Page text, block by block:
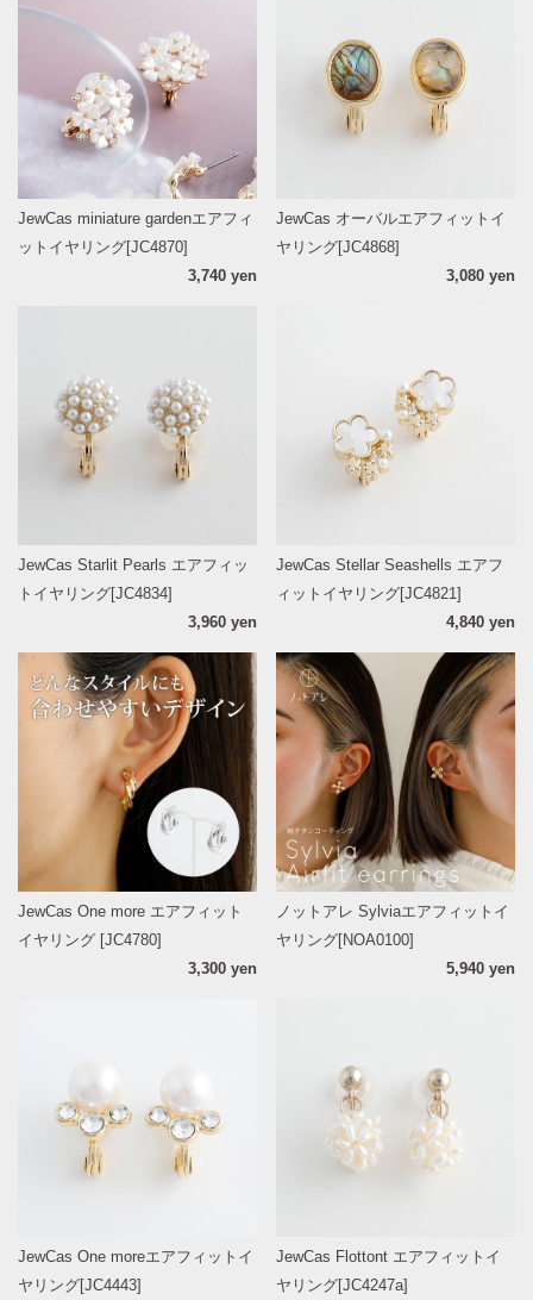
JewCas miniature gardenエアフィ
ットイヤリング[JC4870]
3,740 yen
JewCas オーバルエアフィットイ
ヤリング[JC4868]
3,080 yen
JewCas Starlit Pearls エアフィッ
トイヤリング[JC4834]
3,960 yen
JewCas Stellar Seashells エアフ
ィットイヤリング[JC4821]
4,840 yen
JewCas One more エアフィット
イヤリング [JC4780]
3,300 yen
ノットアレ Sylviaエアフィットイ
ヤリング[NOA0100]
5,940 yen
JewCas One moreエアフィットイ
ヤリング[JC4443]
JewCas Flottont エアフィットイ
ヤリング[JC4247a]